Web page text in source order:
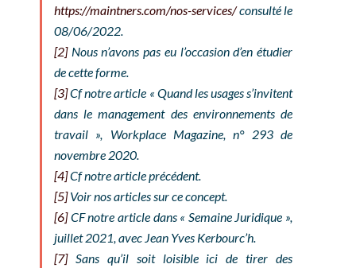
https://maintners.com/nos-services/consulté le
08/06/2022.
[2]Nous n’avons pas eu l’occasion d’en étudier
de cette forme.
[3]Cf notre article « Quand les usages s’invitent
dans le management des environnements de
travail », Workplace Magazine, n° 293 de
novembre 2020.
[4]Cf notre article précédent.
[5]Voir nos articles sur ce concept.
[6]CF notre article dans « Semaine Juridique »,
juillet 2021, avec Jean Yves Kerbourc’h.
[7]Sans qu’il soit loisible ici de tirer des